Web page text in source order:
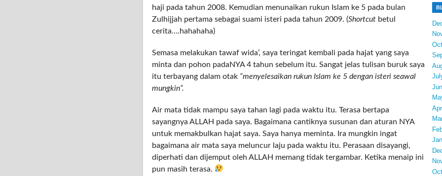
haji pada tahun 2008. Kemudian menunaikan rukun Islam ke 5 pada bulan
Zulhijjah pertama sebagai suami isteri pada tahun 2009. (Shortcut betul
cerita….hahahaha)
Semasa melakukan tawaf wida’, saya teringat kembali pada hajat yang saya
minta dan pohon padaNYA 4 tahun sebelum itu. Sangat jelas tulisan buruk saya
itu terbayang dalam otak “menyelesaikan rukun Islam ke 5 dengan isteri seawal
mungkin”.
Air mata tidak mampu saya tahan lagi pada waktu itu. Terasa bertapa
sayangnya ALLAH pada saya. Bagaimana cantiknya susunan dan aturan NYA
untuk memakbulkan hajat saya. Saya hanya meminta. Ira mungkin ingat
bagaimana air mata saya meluncur laju pada waktu itu. Perasaan disayangi,
diperhati dan dijemput oleh ALLAH memang tidak tergambar. Ketika menaip ini
pun masih terasa.